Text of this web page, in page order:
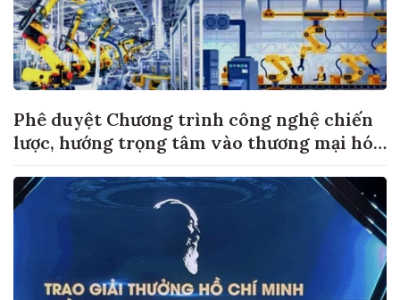
Phê duyệt Chương trình công nghệ chiến
lược, hướng trọng tâm vào thương mại hóa